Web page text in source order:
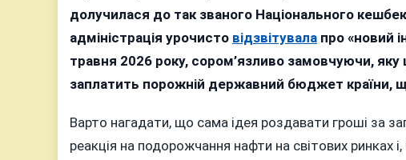
бюджетних
мільярдів
через
кешбек
долучилася до так званого Національного
адміністрація урочисто відзвітувала про «новий
травня 2026 року, сором’язливо замовчуючи, яку
заплатить порожній державний бюджет країни,
Варто нагадати, що сама ідея роздавати гроші за
реакція на подорожчання нафти на світових ринках